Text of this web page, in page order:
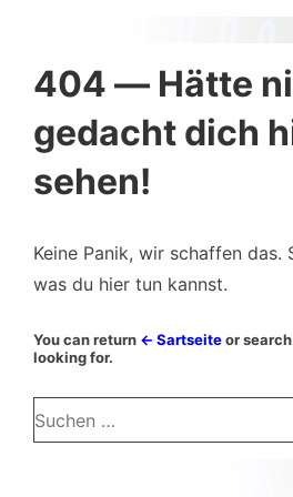
404 — Hätte
gedacht dich
sehen!
Keine Panik, wir schaffen das.
was du hier tun kannst.
You can return ← Sartseiteor
looking for.
Suchen
nach: